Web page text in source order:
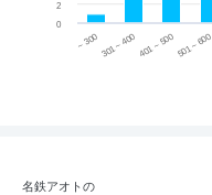
~ 300 301 ~ 400 401 ~ 500501 ~ 600
0
2
名鉄アオトの